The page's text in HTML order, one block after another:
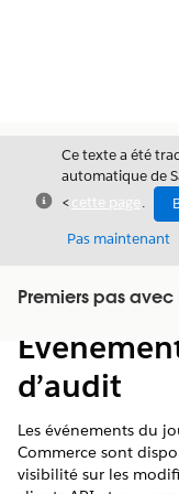
Fermer
Ce texte a été
automatique de
<cette page .
Pas maintenant
Premiers pasAfficher la
Table des
matières
d’audit
Les événements du
Commerce sont
visibilité sur les